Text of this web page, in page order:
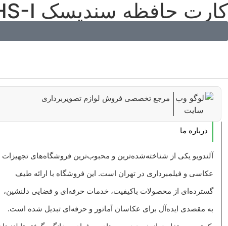
کارت حافظه سندیسک Sandisk SD 32GB 120MB/S Ultra SDHC UHS-I
مرجع تخصصی فروش لوازم تصویربرداری
درباره ما
آلندویو یکی از شناخته‌شده‌ترین و محبوب‌ترین فروشگاه‌های تجهیزات
عکاسی و فیلمبرداری در تهران است. این فروشگاه با ارائه طیف
گسترده‌ای از محصولات باکیفیت، خدمات حرفه‌ای و فضایی دلنشین،
به مقصدی ایده‌آل برای عکاسان آماتور و حرفه‌ای تبدیل شده است.